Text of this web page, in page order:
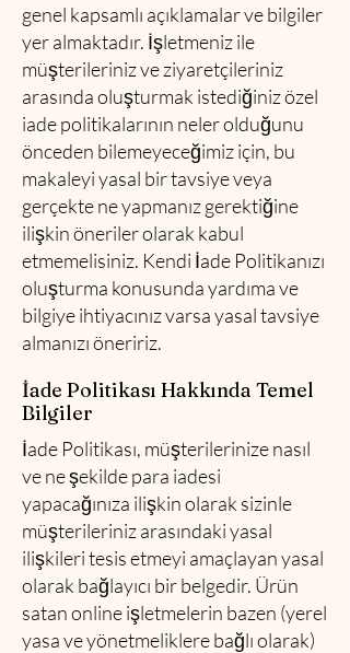
genel kapsamlı açıklamalar ve bilgiler
yer almaktadır. İşletmeniz ile
müşterileriniz ve ziyaretçileriniz
arasında oluşturmak istediğiniz özel
iade politikalarının neler olduğunu
önceden bilemeyeceğimiz için, bu
makaleyi yasal bir tavsiye veya
gerçekte ne yapmanız gerektiğine
ilişkin öneriler olarak kabul
etmemelisiniz. Kendi İade Politikanızı
oluşturma konusunda yardıma ve
bilgiye ihtiyacınız varsa yasal tavsiye
almanızı öneririz.
İade Politikası Hakkında Temel
Bilgiler
İade Politikası, müşterilerinize nasıl
ve ne şekilde para iadesi
yapacağınıza ilişkin olarak sizinle
müşterileriniz arasındaki yasal
ilişkileri tesis etmeyi amaçlayan yasal
olarak bağlayıcı bir belgedir. Ürün
satan online işletmelerin bazen (yerel
yasa ve yönetmeliklere bağlı olarak)